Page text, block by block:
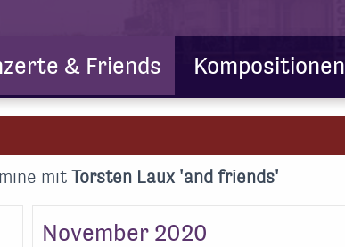
& Friends Kompositionen
mit Torsten Laux 'and friends'
November 2020